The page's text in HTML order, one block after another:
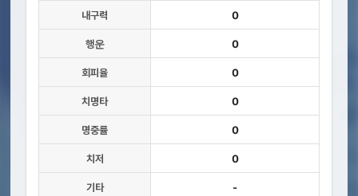
내구력 0
행운 0
회피율 0
치명타 0
명중률 0
치저 0
기타 -